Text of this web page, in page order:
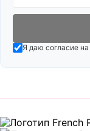
Я даю согласие на